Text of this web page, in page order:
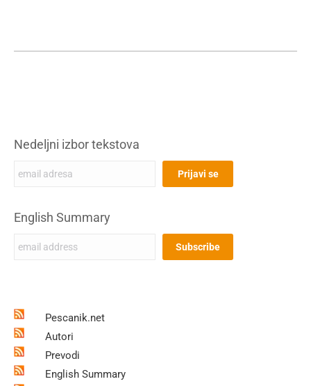
Nedeljni izbor tekstova
English Summary
Pescanik.net
Autori
Prevodi
English Summary